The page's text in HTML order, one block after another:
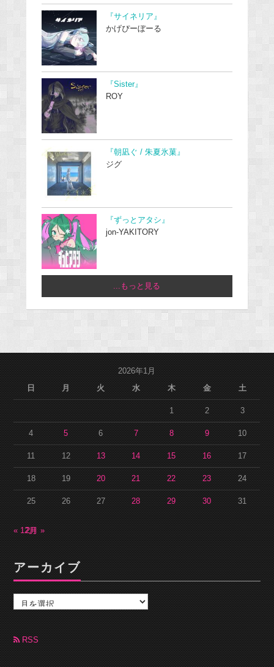
『サイネリア』
かげぴーぼーる
『Sister』
ROY
『朝凪ぐ / 朱夏氷菓』
ジグ
『ずっとアタシ』
jon-YAKITORY
...もっと見る
2026年1月
日
月 火 水 木 金 土
1 2 3
4 5 6 7 8 9 10
11 12 13 14 15 16 17
18 19 20 21 22 23 24
25 26 27 28 29 30 31
« 12月2月 »
アーカイブ
カ
ブ RSS